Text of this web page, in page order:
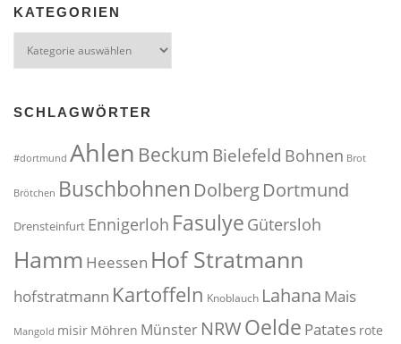
KATEGORIEN
SCHLAGWÖRTER
#dortmund Ahlen Beckum Bielefeld Bohnen Brot
Brötchen Buschbohnen DolbergDortmund
Drensteinfurt Ennigerloh Fasulye Gütersloh
Hamm Heessen Hof Stratmann
hofstratmann Kartoffeln Knoblauch Lahana Mais
Mangold misir Möhren Münster NRWOelde Patates rote